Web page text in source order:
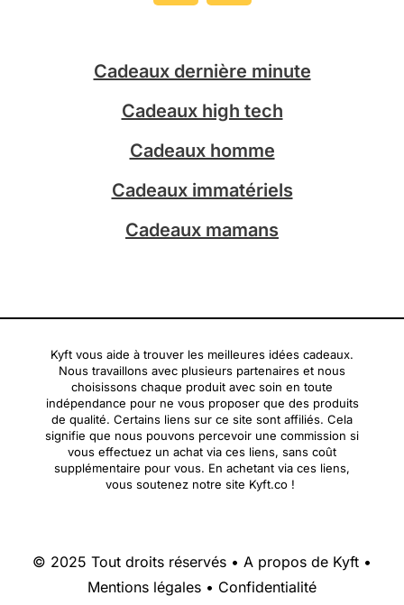
t
r
a
m
t
Cadeaux dernière minute
Cadeaux high tech
Cadeaux homme
Cadeaux immatériels
Cadeaux mamans
Kyft vous aide à trouver les meilleures idées cadeaux.
Nous travaillons avec plusieurs partenaires et nous
choisissons chaque produit avec soin en toute
indépendance pour ne vous proposer que des produits
de qualité. Certains liens sur ce site sont affiliés. Cela
signifie que nous pouvons percevoir une commission si
vous effectuez un achat via ces liens, sans coût
supplémentaire pour vous. En achetant via ces liens,
vous soutenez notre site Kyft.co !
© 2025 Tout droits réservés • A propos de Kyft •
Mentions légales • Confidentialité